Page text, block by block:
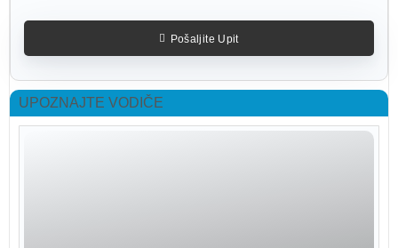
Pošaljite Upit
UPOZNAJTE VODIČE